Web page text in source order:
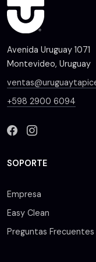
Avenida Uruguay 1071
Montevideo, Uruguay
+598 2900 6094
SOPORTE
Empresa
Easy Clean
Preguntas Frecuentes